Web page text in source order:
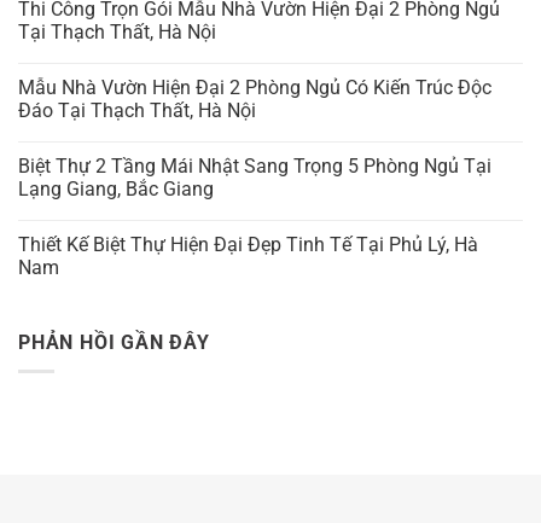
ANTONKILL
Thi Công Trọn Gói Mẫu Nhà Vườn Hiện Đại 2 Phòng Ngủ
Tại Thạch Thất, Hà Nội
Mẫu Nhà Vườn Hiện Đại 2 Phòng Ngủ Có Kiến Trúc Độc
Đáo Tại Thạch Thất, Hà Nội
Biệt Thự 2 Tầng Mái Nhật Sang Trọng 5 Phòng Ngủ Tại
Lạng Giang, Bắc Giang
Thiết Kế Biệt Thự Hiện Đại Đẹp Tinh Tế Tại Phủ Lý, Hà
Nam
PHẢN HỒI GẦN ĐÂY